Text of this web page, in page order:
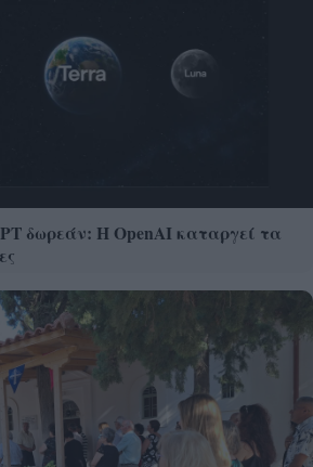
δωρεάν: Η OpenAI καταργεί τα